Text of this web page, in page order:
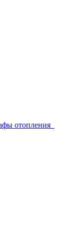
отопления